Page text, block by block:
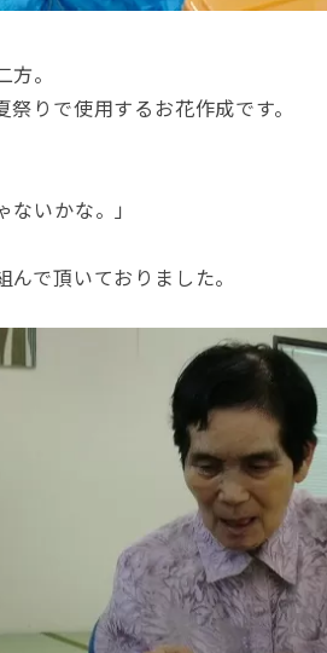
。
りで使用するお花作成です。
いかな。」
で頂いておりました。